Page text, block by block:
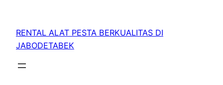
RENTAL ALAT PESTA BERKUALITAS DI
JABODETABEK